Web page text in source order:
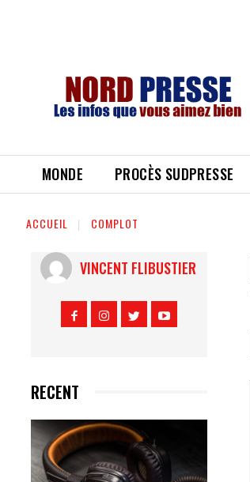
MONDE PROCÈS SUDPRESSE
ACCUEIL COMPLOT
VINCENT FLIBUSTIER
RECENT